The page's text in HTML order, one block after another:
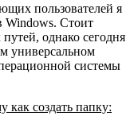
пользователей я
Windows. Стоит
путей, однако сегодня
универсальном
системы
как создать папку: